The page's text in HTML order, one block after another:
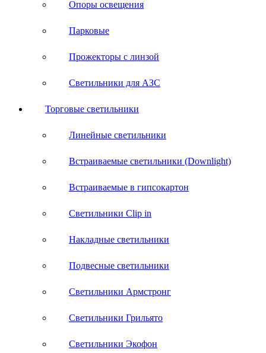
Опоры освещения
Парковые
Прожекторы с линзой
Светильники для АЗС
Торговые светильники
Линейные светильники
Встраиваемые светильники (Downlight)
Встраиваемые в гипсокартон
Светильники Clip in
Накладные светильники
Подвесные светильники
Светильники Армстронг
Светильники Грильято
Светильники Экофон